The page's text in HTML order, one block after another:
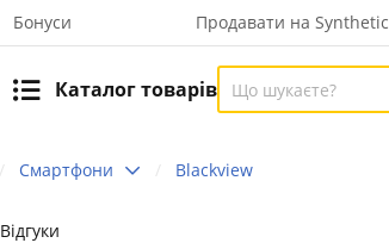
Бонуси Продавати на Synthetic
Каталог товарів
Смартфони Blackview
Відгуки